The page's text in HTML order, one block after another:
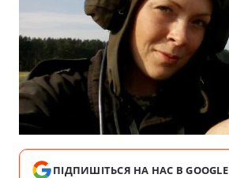
ПІДПИШІТЬСЯ НА НАС В GOOGLE